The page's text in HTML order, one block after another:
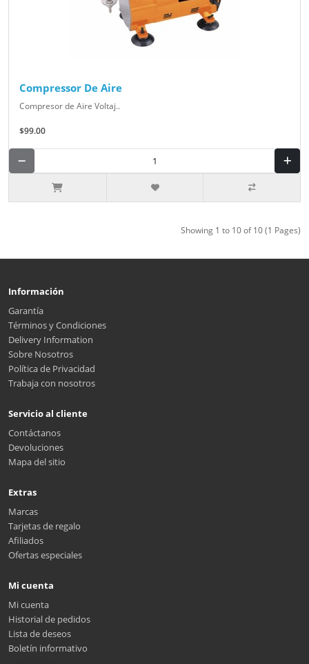
Compressor De Aire
Compresor de Aire Voltaj..
$99.00
Showing 1 to 10 of 10 (1 Pages)
Información
Garantía
Términos y Condiciones
Delivery Information
Sobre Nosotros
Política de Privacidad
Trabaja con nosotros
Servicio al cliente
Contáctanos
Devoluciones
Mapa del sitio
Extras
Marcas
Tarjetas de regalo
Afiliados
Ofertas especiales
Mi cuenta
Mi cuenta
Historial de pedidos
Lista de deseos
Boletín informativo